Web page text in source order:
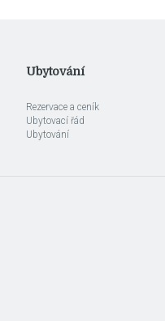
Ubytování
Rezervace a ceník
Ubytovací řád
Ubytování